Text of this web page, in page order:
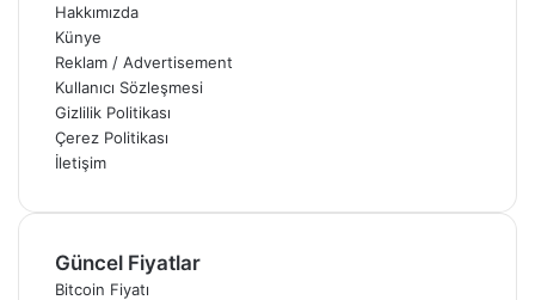
Hakkımızda
Künye
Reklam / Advertisement
Kullanıcı Sözleşmesi
Gizlilik Politikası
Çerez Politikası
İletişim
Güncel Fiyatlar
Bitcoin Fiyatı